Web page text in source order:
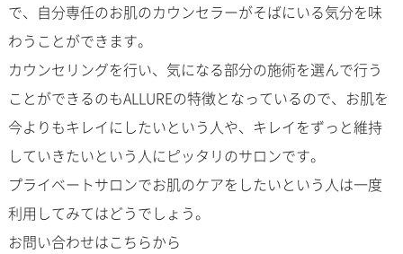
で、自分専任のお肌のカウンセラーがそばにいる気分を味
わうことができます。
カウンセリングを行い、気になる部分の施術を選んで行う
ことができるのもALLUREの特徴となっているので、お肌を
今よりもキレイにしたいという人や、キレイをずっと維持
していきたいという人にピッタリのサロンです。
プライベートサロンでお肌のケアをしたいという人は一度
利用してみてはどうでしょう。
お問い合わせはこちらから